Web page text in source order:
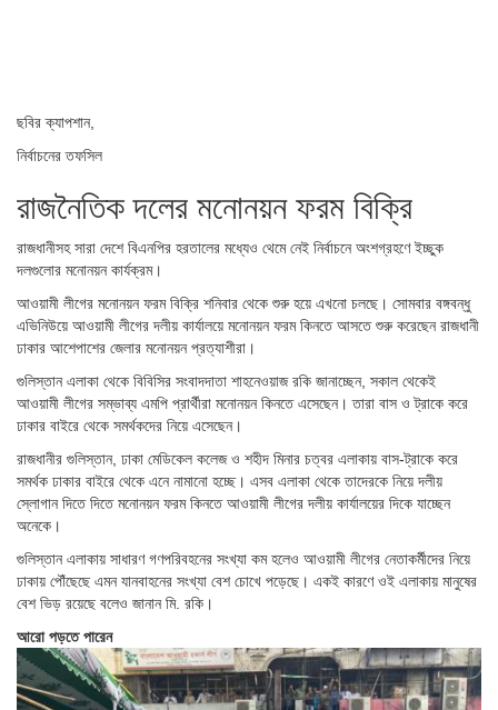
ছবির ক্যাপশান,
নির্বাচনের তফসিল
রাজনৈতিক দলের মনোনয়ন ফরম বিক্রি
রাজধানীসহ সারা দেশে বিএনপির হরতালের মধ্যেও থেমে নেই নির্বাচনে অংশগ্রহণে ইচ্ছুক
দলগুলোর মনোনয়ন কার্যক্রম।
আওয়ামী লীগের মনোনয়ন ফরম বিক্রি শনিবার থেকে শুরু হয়ে এখনো চলছে। সোমবার বঙ্গবন্ধু
এভিনিউয়ে আওয়ামী লীগের দলীয় কার্যালয়ে মনোনয়ন ফরম কিনতে আসতে শুরু করেছেন রাজধানী
ঢাকার আশেপাশের জেলার মনোনয়ন প্রত্যাশীরা।
গুলিস্তান এলাকা থেকে বিবিসির সংবাদদাতা শাহনেওয়াজ রকি জানাচ্ছেন, সকাল থেকেই
আওয়ামী লীগের সম্ভাব্য এমপি প্রার্থীরা মনোনয়ন কিনতে এসেছেন। তারা বাস ও ট্রাকে করে
ঢাকার বাইরে থেকে সমর্থকদের নিয়ে এসেছেন।
রাজধানীর গুলিস্তান, ঢাকা মেডিকেল কলেজ ও শহীদ মিনার চত্বর এলাকায় বাস-ট্রাকে করে
সমর্থক ঢাকার বাইরে থেকে এনে নামানো হচ্ছে। এসব এলাকা থেকে তাদেরকে নিয়ে দলীয়
স্লোগান দিতে দিতে মনোনয়ন ফরম কিনতে আওয়ামী লীগের দলীয় কার্যালয়ের দিকে যাচ্ছেন
অনেকে।
গুলিস্তান এলাকায় সাধারণ গণপরিবহনের সংখ্যা কম হলেও আওয়ামী লীগের নেতাকর্মীদের নিয়ে
ঢাকায় পৌঁছেছে এমন যানবাহনের সংখ্যা বেশ চোখে পড়েছে। একই কারণে ওই এলাকায় মানুষের
বেশ ভিড় রয়েছে বলেও জানান মি. রকি।
আরো পড়তে পারেন